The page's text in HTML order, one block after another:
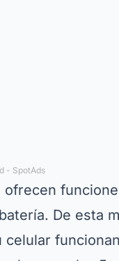
- SpotAds
De esta